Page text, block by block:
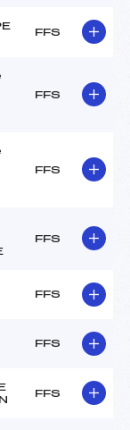
FFS
FFS
FFS
FFS
FFS
FFS
FFS